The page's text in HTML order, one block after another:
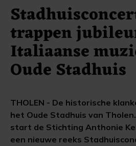
trappen
Italiaanse
Oude Stadhuis
THOLEN - De historische
het Oude Stadhuis van
start de Stichting Anthonie
een nieuwe reeks